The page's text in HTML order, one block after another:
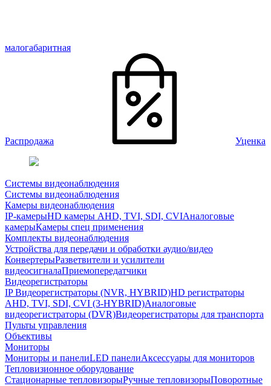
малогабаритная
Распродажа Уценка
Системы видеонаблюдения
Системы видеонаблюдения
Камеры видеонаблюдения
IP-камерыHD камеры AHD, TVI, SDI, CVIАналоговые
камерыКамеры спец применения
Комплекты видеонаблюдения
Устройства для передачи и обработки аудио/видео
КонвертерыРазветвители и усилители
видеосигналаПриемопередатчики
Видеорегистраторы
IP Видеорегистраторы (NVR, HYBRID)HD регистраторы
AHD, TVI, SDI, CVI (3-HYBRID)Аналоговые
видеорегистраторы (DVR)Видеорегистраторы для транспорта
Пульты управления
Объективы
Мониторы
Мониторы и панелиLED панелиАксессуары для мониторов
Тепловизионное оборудование
Стационарные тепловизорыРучные тепловизорыПоворотные